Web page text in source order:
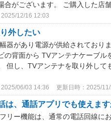
合がございます。 ご購入した店
12/16 12:03
外したい
器があり電源が供給されており
の背面から TVアンテナケーブ
但し、TVアンテナを取り外し
06/03 14:36 更新日時：2025/
は、通話アプリでも使えます
リー機能は、通常の電話回線に